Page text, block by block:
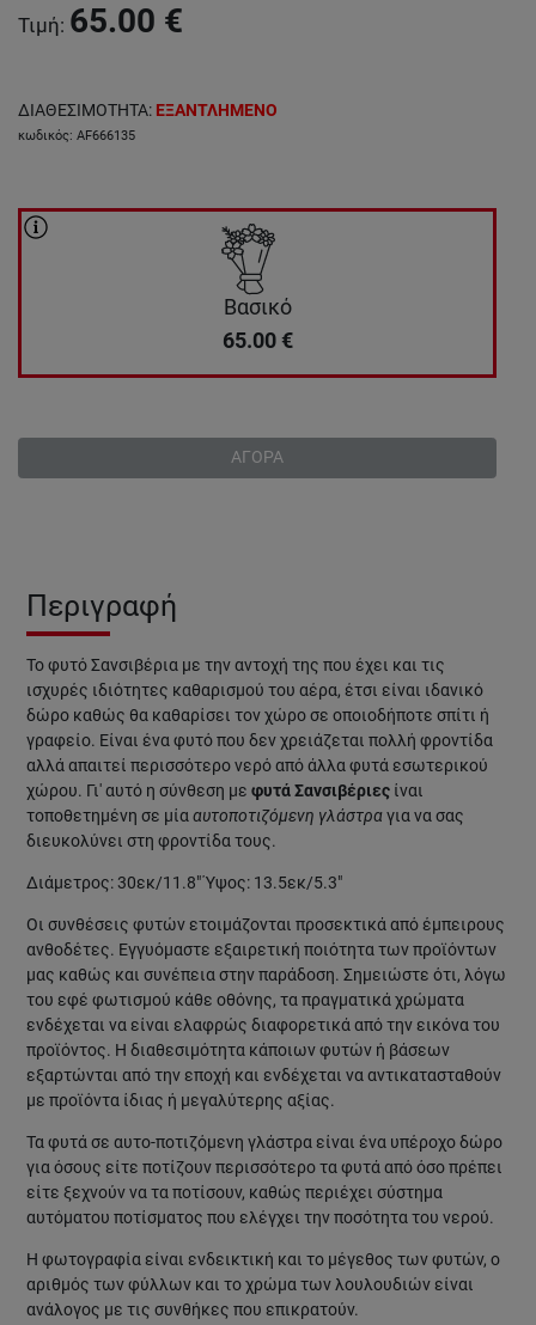
Τιμή: 65.00 €
ΔΙΑΘΕΣΙΜΟΤΗΤΑ: ΕΞΑΝΤΛΗΜΕΝΟ
κωδικός: AF666135
Βασικό
65.00 €
ΑΓΟΡΑ
Περιγραφή
Το φυτό Σανσιβέρια με την αντοχή της που έχει και τις
ισχυρές ιδιότητες καθαρισμού του αέρα, έτσι είναι ιδανικό
δώρο καθώς θα καθαρίσει τον χώρο σε οποιοδήποτε σπίτι ή
γραφείο. Είναι ένα φυτό που δεν χρειάζεται πολλή φροντίδα
αλλά απαιτεί περισσότερο νερό από άλλα φυτά εσωτερικού
χώρου. Γι' αυτό η σύνθεση με φυτά Σανσιβέριες ίναι
τοποθετημένη σε μία αυτοποτιζόμενη γλάστραγια να σας
διευκολύνει στη φροντίδα τους.
Διάμετρος: 30εκ/11.8" Ύψος: 13.5εκ/5.3"
Οι συνθέσεις φυτών ετοιμάζονται προσεκτικά από έμπειρους
ανθοδέτες. Εγγυόμαστε εξαιρετική ποιότητα των προϊόντων
μας καθώς και συνέπεια στην παράδοση. Σημειώστε ότι, λόγω
του εφέ φωτισμού κάθε οθόνης, τα πραγματικά χρώματα
ενδέχεται να είναι ελαφρώς διαφορετικά από την εικόνα του
προϊόντος. Η διαθεσιμότητα κάποιων φυτών ή βάσεων
εξαρτώνται από την εποχή και ενδέχεται να αντικατασταθούν
με προϊόντα ίδιας ή μεγαλύτερης αξίας.
Τα φυτά σε αυτο-ποτιζόμενη γλάστρα είναι ένα υπέροχο δώρο
για όσους είτε ποτίζουν περισσότερο τα φυτά από όσο πρέπει
είτε ξεχνούν να τα ποτίσουν, καθώς περιέχει σύστημα
αυτόματου ποτίσματος που ελέγχει την ποσότητα του νερού.
Η φωτογραφία είναι ενδεικτική και το μέγεθος των φυτών, ο
αριθμός των φύλλων και το χρώμα των λουλουδιών είναι
ανάλογος με τις συνθήκες που επικρατούν.